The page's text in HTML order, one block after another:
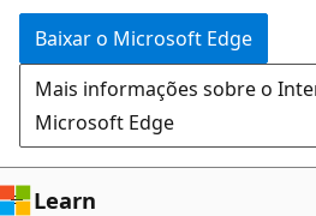
Baixar o Microsoft Edge
Mais informações sobre o
Microsoft Edge
Learn